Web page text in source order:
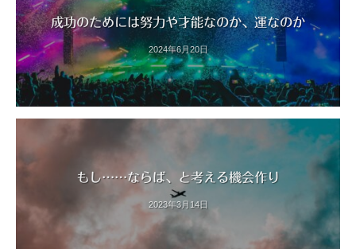
成功のためには努力や才能なのか、運なのか
2024年6月20日
もし……ならば、と考える機会作り
2023年3月14日